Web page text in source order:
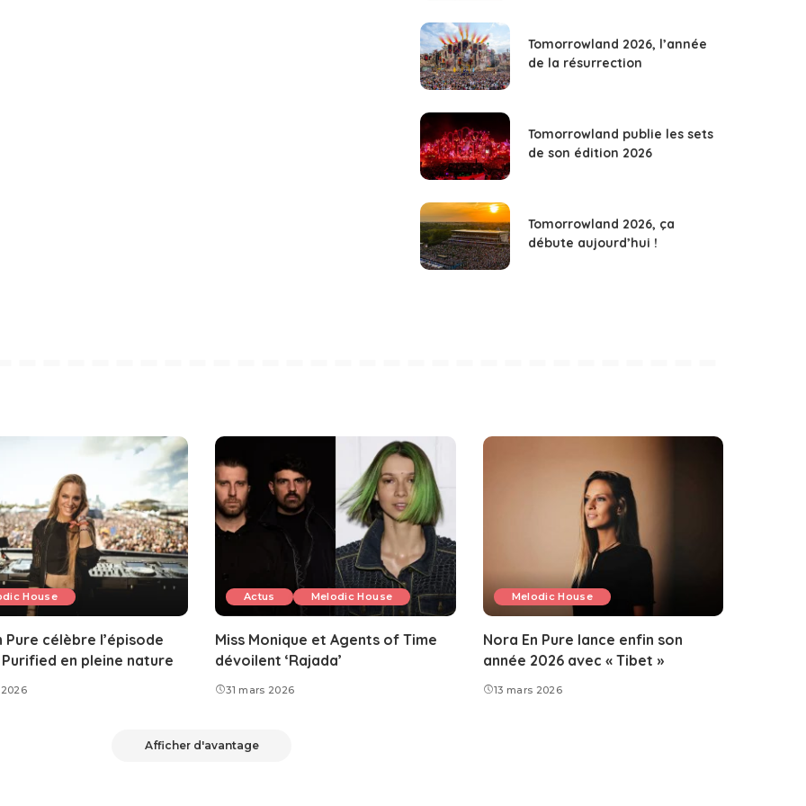
Tomorrowland 2026, l’année
de la résurrection
Tomorrowland publie les sets
de son édition 2026
Tomorrowland 2026, ça
débute aujourd’hui !
House
Pure célèbre l’épisode
en pleine nature
Actus Melodic House
Miss Monique et Agents of Time
dévoilent ‘Rajada’
31 mars 2026
Melodic House
Nora En Pure lance enfin son
année 2026 avec « Tibet »
13 mars 2026
Afficher d'avantage